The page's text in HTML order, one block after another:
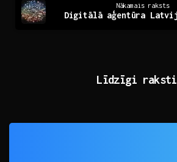
Nākamais raksts
Līdzīgi raksti